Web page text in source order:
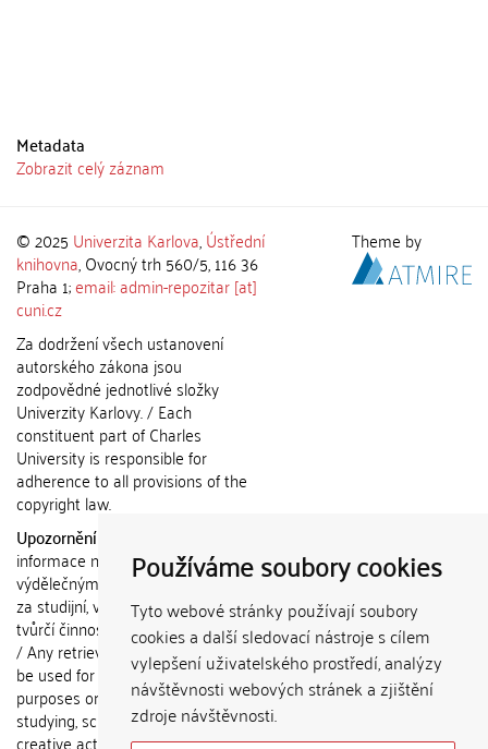
Používáme soubory cookies
Tyto webové stránky používají soubory
cookies a další sledovací nástroje s cílem
vylepšení uživatelského prostředí, analýzy
návštěvnosti webových stránek a zjištění
zdroje návštěvnosti.
Metadata
Zobrazit celý záznam
© 2025 Univerzita Karlova,Ústřední
knihovna, Ovocný trh 560/5, 116 36
Praha 1;email: admin-repozitar [at]
cuni.cz
Za dodržení všech ustanovení
autorského zákona jsou
zodpovědné jednotlivé složky
Univerzity Karlovy. / Each
constituent part of Charles
University is responsible for
adherence to all provisions of the
copyright law.
Upozornění / Notice:
informace nemohou být použity k
výdělečným účelům nebo vydávány
za studijní, vědeckou nebo jinou
tvůrčí činnost jiné osoby než autora.
/ Any retrieved information shall not
be used for any commercial
purposes or claimed as results of
studying, scientific or any other
creative activities of any person
Theme by